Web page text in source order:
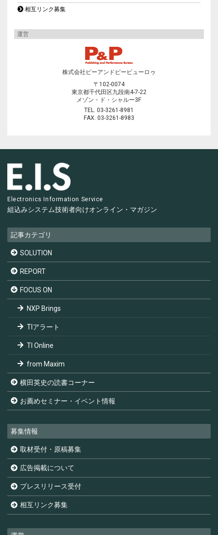
相互リンク募集
運営
株式会社ピーアンドピービューロゥ
〒102-0074
東京都千代田区九段南4-7-22
メゾン・ド・シャルー3F
TEL. 03-3261-8981
FAX. 03-3261-8983
Electronics Information Service
組込みシステム技術者向けオンライン・マガジン
記事カテゴリ
SOLUTION
REPORT
FOCUS ON
NXP Brings
TIアラート
TI Online
from Maxim
横田英史の読書コーナー
お薦めセミナー・イベント情報
募集情報
取材受付・原稿募集
広告掲載について
プレスリリース受付
相互リンク募集